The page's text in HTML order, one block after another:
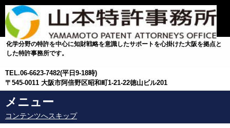
化学分野の特許を中心に知財戦略を意識したサポートを心掛けた大阪を拠点と
した特許事務所です。
TEL.06-6623-7482(平日9-18時)
〒545-0011 大阪市阿倍野区昭和町1-21-22徳山ビル201
メニュー
コンテンツへスキップ